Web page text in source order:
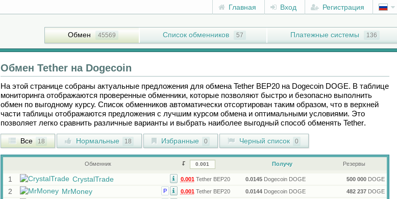
Главная Вход Регистрация
Обмен 45569 Список обменников 57 Платежные системы 136
Обмен Tetherна Dogecoin
На этой странице собраны актуальные предложения для обмена Tether BEP20на Dogecoin DOGE. В таблице
мониторинга отображаются проверенные обменники, которые позволяют быстро и безопасно выполнить
обмен по выгодному курсу. Список обменников автоматически отсортирован таким образом, что в верхней
части таблицы отображаются предложения с лучшим курсом обмена и оптимальными условиями. Это
позволяет легко сравнить различные варианты и выбрать наиболее выгодный способ обменять Tether.
Все 18 Нормальные 18 Избранные 0 Черный список 0
Обменник Получу Резервы
1 CrystalTrade 0.001Tether BEP20 0.0145Dogecoin DOGE 500 000DOGE
2 MrMoney Р 0.001Tether BEP20 0.0144Dogecoin DOGE 482 237DOGE